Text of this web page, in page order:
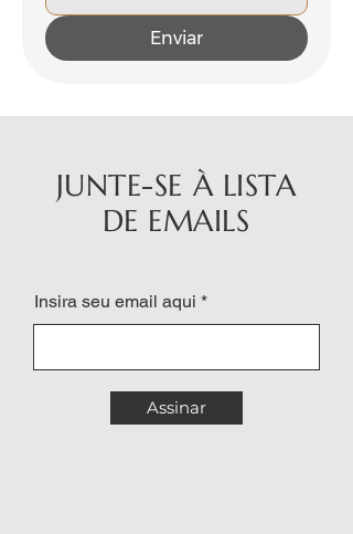
Enviar
JUNTE-SE À LISTA
DE EMAILS
Insira seu email aqui
Assinar